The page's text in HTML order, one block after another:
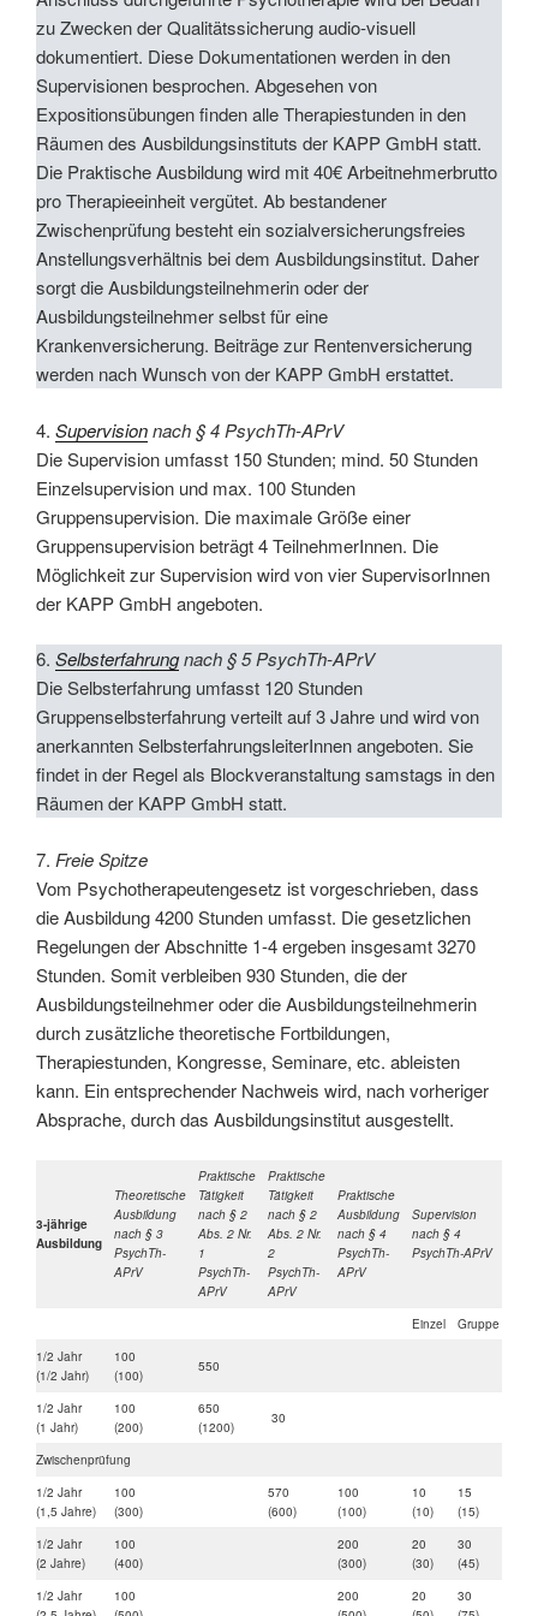
zu Zwecken der Qualitätssicherung audio-visuell
dokumentiert. Diese Dokumentationen werden in den
Supervisionen besprochen. Abgesehen von
Expositionsübungen finden alle Therapiestunden in den
Räumen des Ausbildungsinstituts der KAPP GmbH statt.
Die Praktische Ausbildung wird mit 40€ Arbeitnehmerbrutto
pro Therapieeinheit vergütet. Ab bestandener
Zwischenprüfung besteht ein sozialversicherungsfreies
Anstellungsverhältnis bei dem Ausbildungsinstitut. Daher
sorgt die Ausbildungsteilnehmerin oder der
Ausbildungsteilnehmer selbst für eine
Krankenversicherung. Beiträge zur Rentenversicherung
werden nach Wunsch von der KAPP GmbH erstattet.
4. Supervisionnach § 4 PsychTh-APrV
Die Supervision umfasst 150 Stunden; mind. 50 Stunden
Einzelsupervision und max. 100 Stunden
Gruppensupervision. Die maximale Größe einer
Gruppensupervision beträgt 4 TeilnehmerInnen. Die
Möglichkeit zur Supervision wird von vier SupervisorInnen
der KAPP GmbH angeboten.
6. Selbsterfahrungnach § 5 PsychTh-APrV
Die Selbsterfahrung umfasst 120 Stunden
Gruppenselbsterfahrung verteilt auf 3 Jahre und wird von
anerkannten SelbsterfahrungsleiterInnen angeboten. Sie
findet in der Regel als Blockveranstaltung samstags in den
Räumen der KAPP GmbH statt.
7. Freie Spitze
Vom Psychotherapeutengesetz ist vorgeschrieben, dass
die Ausbildung 4200 Stunden umfasst. Die gesetzlichen
Regelungen der Abschnitte 1-4 ergeben insgesamt 3270
Stunden. Somit verbleiben 930 Stunden, die der
Ausbildungsteilnehmer oder die Ausbildungsteilnehmerin
durch zusätzliche theoretische Fortbildungen,
Therapiestunden, Kongresse, Seminare, etc. ableisten
kann. Ein entsprechender Nachweis wird, nach vorheriger
Absprache, durch das Ausbildungsinstitut ausgestellt.
3-jährige
Ausbildung
Theoretische
Ausbildung
nach § 3
PsychTh-
APrV
Praktische
Tätigkeit
nach § 2
Abs. 2 Nr.
1
PsychTh-
APrV
Praktische
Tätigkeit
nach § 2
Abs. 2 Nr.
2
PsychTh-
APrV
Praktische
Ausbildung
nach § 4
PsychTh-
APrV
Supervision
nach § 4
PsychTh-APrV
Einzel
Gruppe
1/2 Jahr
(1/2 Jahr)
100
(100)
550
1/2 Jahr
(1 Jahr)
100
(200)
650
(1200)
30
Zwischenprüfung
1/2 Jahr
(1,5 Jahre)
100
(300)
570
(600)
100
(100)
10
(10)
15
(15)
1/2 Jahr
(2 Jahre)
100
(400)
200
(300)
20
(30)
30
(45)
1/2 Jahr
100
200
20
30